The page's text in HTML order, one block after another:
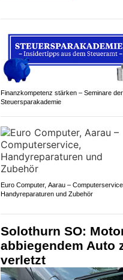
Finanzkompetenz stärken – Seminare der
Steuersparakademie
Euro Computer, Aarau – Computerservice,
Handyreparaturen und Zubehör
Solothurn SO:
abbiegendem Auto
verletzt